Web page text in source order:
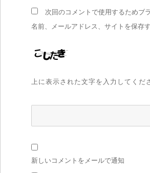
次回のコメントで使用するためブ
名前、メールアドレス、サイトを保存す
上に表示された文字を入力してくだ
新しいコメントをメールで通知